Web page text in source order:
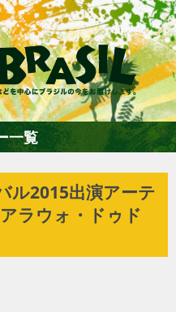
ン
一覧
ル2015出演アーテ
ラウォ・ドゥド